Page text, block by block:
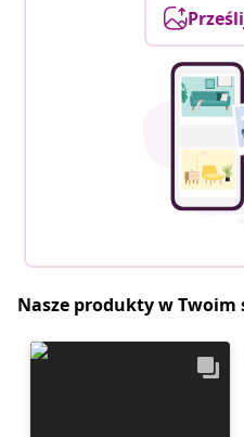
Nasze produkty w